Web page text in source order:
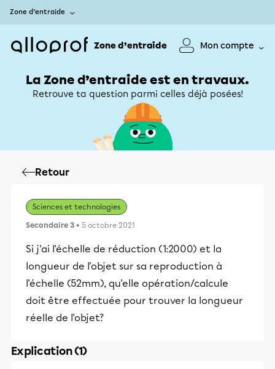
Zone d’entraide
Zone d’entraide Mon compte
La Zone d’entraide est en travaux.
Retrouve ta question parmi celles déjà posées!
Retour
Sciences et technologies
Secondaire 3 • 5 octobre 2021
Si j'ai l'échelle de réduction (1:2000) et la
longueur de l'objet sur sa reproduction à
l'échelle (52mm), qu'elle opération/calcule
doit être effectuée pour trouver la longueur
réelle de l'objet?
Explication (1)